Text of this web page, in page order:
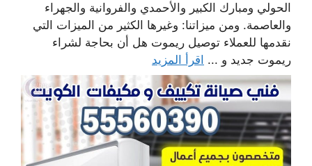
الحولي ومبارك الكبير والأحمدي والفروانية والجهراء
والعاصمة. ومن ميزاتنا: وغيرها الكثير من الميزات التي
نقدمها للعملاء توصيل ريموت هل أن بحاجة لشراء
ريموت جديد و ... اقرأ المزيد